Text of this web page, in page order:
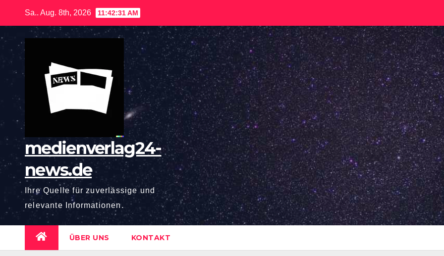
springen
Sa.. Aug. 8th, 2026 11:42:32 AM
medienverlag24-
news.de
Ihre Quelle für zuverlässige und
relevante Informationen.
ÜBER UNS KONTAKT